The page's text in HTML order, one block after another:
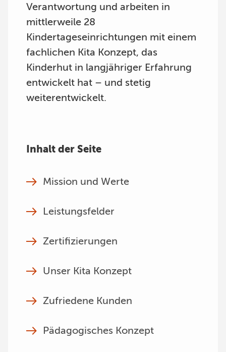
Verantwortung und arbeiten in
mittlerweile 28
Kindertageseinrichtungen mit einem
fachlichen Kita Konzept, das
Kinderhut in langjähriger Erfahrung
entwickelt hat – und stetig
weiterentwickelt.
Inhalt der Seite
Mission und Werte
Leistungsfelder
Zertifizierungen
Unser Kita Konzept
Zufriedene Kunden
Pädagogisches Konzept